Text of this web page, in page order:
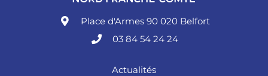
Place d'Armes 90 020 Belfort
03 84 54 24 24
Actualités